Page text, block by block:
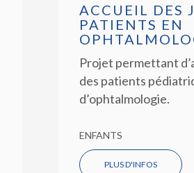
ACCUEIL DES
PATIENTS EN
Projet permettant
des patients
d’ophtalmologie.
ENFANTS
PLUS D'INFOS